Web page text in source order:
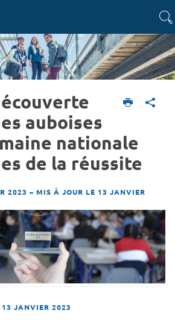
auboises
nationale
de la réussite
2023 – MIS À JOUR LE 13 JANVIER
13 JANVIER 2023